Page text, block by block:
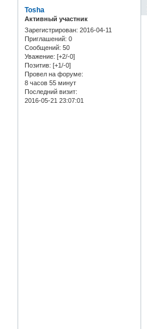
Tosha
Активный участник
Зарегистрирован: 2016-04-11
Приглашений: 0
Сообщений: 50
Уважение: [+2/-0]
Позитив: [+1/-0]
Провел на форуме:
8 часов 55 минут
Последний визит:
2016-05-21 23:07:01